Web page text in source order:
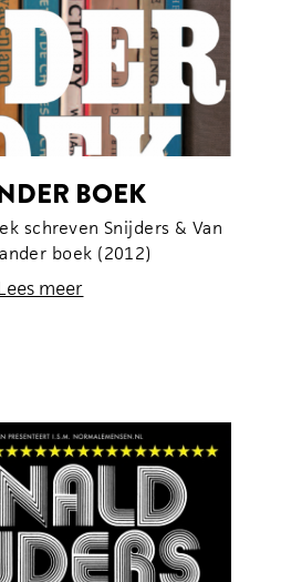
BOEK
schreven Snijders & Van
boek (2012)
meer